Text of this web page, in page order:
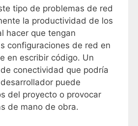
tipo de problemas de red
la productividad de los
hacer que tengan
configuraciones de red en
en escribir código. Un
conectividad que podría
puede
del proyecto o provocar
de mano de obra.